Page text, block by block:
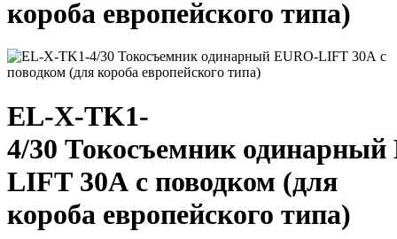
короба европейского типа)
EL-X-TK1-
4/30 Токосъемник одинарный
LIFT 30А с поводком (для
короба европейского типа)